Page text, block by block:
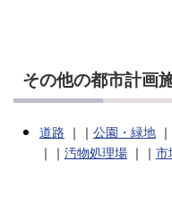
その他の都市計画
道路 ｜｜ 公園・緑地｜
｜｜ 汚物処理場｜｜ 市